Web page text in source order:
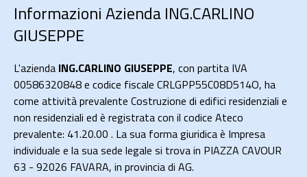
Informazioni Azienda ING.CARLINO
GIUSEPPE
L'azienda ING.CARLINO GIUSEPPE, con partita IVA
00586320848 e codice fiscale CRLGPP55C08D514O, ha
come attività prevalente Costruzione di edifici residenziali e
non residenziali ed è registrata con il codice Ateco
prevalente: 41.20.00 . La sua forma giuridica è Impresa
individuale e la sua sede legale si trova in PIAZZA CAVOUR
63 - 92026 FAVARA, in provincia di AG.